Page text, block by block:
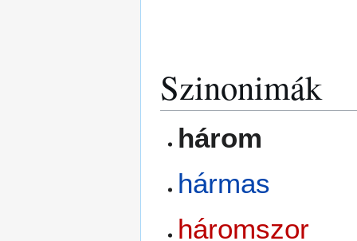
Szinonimák
három
hármas
háromszor